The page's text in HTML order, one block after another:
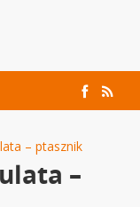
– ptasznik
–